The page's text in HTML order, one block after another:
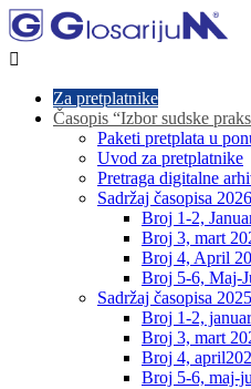

Za pretplatnike
Časopis “Izbor sudske
Paketi pretplata u
Uvod za pretplatnike
Pretraga digitalne
Sadržaj časopisa 2026
Broj 1-2,
Broj 3, mart
Broj 4, April
Broj 5-6, Maj-
Sadržaj časopisa
Broj 1-2,
Broj 3, mart
Broj 4,
Broj 5-6, maj-